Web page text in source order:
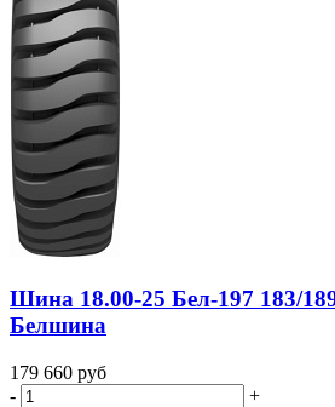
Шина 18.00-25 Бел-197 183/
Белшина
179 660 руб
-
+